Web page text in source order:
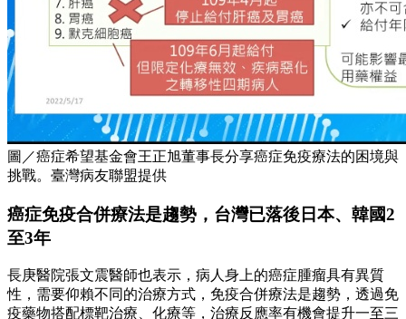
圖／癌症希望基金會王正旭董事長分享癌症免疫療法的困境與
挑戰。臺灣病友聯盟提供
癌症免疫合併療法是趨勢，台灣已落後日本、韓國2
至3年
長庚醫院張文震醫師也表示，病人身上的癌症腫瘤具有異質
性，需要仰賴不同的治療方式，免疫合併療法是趨勢，透過免
疫藥物搭配標靶治療、化療等，治療反應率有機會提升一至三